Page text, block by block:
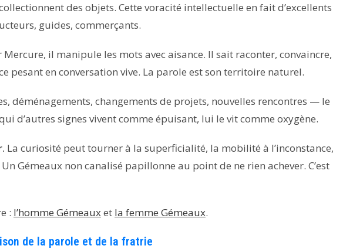
des objets. Cette voracité intellectuelle en fait d’excellents
guides, commerçants.
Mercure, il manipule les mots avec aisance. Il sait raconter, convaincre,
pesant en conversation vive. La parole est son territoire naturel.
déménagements, changements de projets, nouvelles rencontres — le
d’autres signes vivent comme épuisant, lui le vit comme oxygène.
La curiosité peut tourner à la superficialité, la mobilité à l’inconstance,
Gémeaux non canalisé papillonne au point de ne rien achever. C’est
: l’homme Gémeauxet la femme Gémeaux.
de la parole et de la fratrie